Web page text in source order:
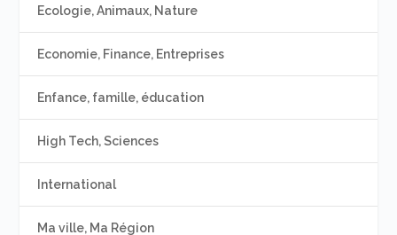
Ecologie, Animaux, Nature
Economie, Finance, Entreprises
Enfance, famille, éducation
High Tech, Sciences
International
Ma ville, Ma Région